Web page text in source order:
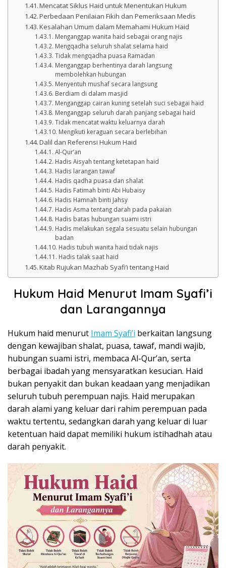
Mencatat Siklus Haid untuk Menentukan Hukum
Perbedaan Penilaian Fikih dan Pemeriksaan Medis
Kesalahan Umum dalam Memahami Hukum Haid
Menganggap wanita haid sebagai orang najis
Mengqadha seluruh shalat selama haid
Tidak mengqadha puasa Ramadan
Menganggap berhentinya darah langsung
membolehkan hubungan
Menyentuh mushaf secara langsung
Berdiam di dalam masjid
Menganggap cairan kuning setelah suci sebagai haid
Menganggap seluruh darah panjang sebagai haid
Tidak mencatat waktu keluarnya darah
Mengikuti keraguan secara berlebihan
Dalil dan Referensi Hukum Haid
Al-Qur’an
Hadis Aisyah tentang ketetapan haid
Hadis larangan tawaf
Hadis qadha puasa dan shalat
Hadis Fatimah binti Abi Hubaisy
Hadis Hamnah binti Jahsy
Hadis Asma tentang darah pada pakaian
Hadis batas hubungan suami istri
Hadis melakukan segala sesuatu selain hubungan
badan
Hadis tubuh wanita haid tidak najis
Hadis talak saat haid
Kitab Rujukan Mazhab Syafi’i tentang Haid
Hukum Haid Menurut Imam Syafi’i
dan Larangannya
Hukum haid menurut Imam Syafi’i berkaitan langsung
dengan kewajiban shalat, puasa, tawaf, mandi wajib,
hubungan suami istri, membaca Al-Qur’an, serta
berbagai ibadah yang mensyaratkan kesucian. Haid
bukan penyakit dan bukan keadaan yang menjadikan
seluruh tubuh perempuan najis. Haid merupakan
darah alami yang keluar dari rahim perempuan pada
waktu tertentu, sedangkan darah yang keluar di luar
ketentuan haid dapat memiliki hukum istihadhah atau
darah penyakit.